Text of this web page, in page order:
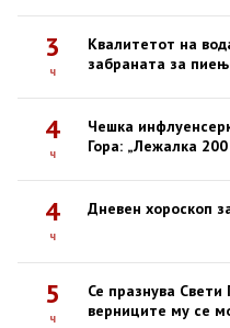
3
ч
Квалитетот на
забраната за
4
ч
Чешка
Гора: „Лежалка
4
ч
Дневен хороскоп
5
ч
Се празнува
верниците му се